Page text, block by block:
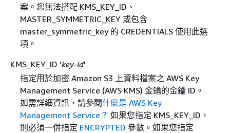
案。您無法搭配 KMS_KEY_ID、
MASTER_SYMMETRIC_KEY 或包含
master_symmetric_key 的 CREDENTIALS 使用此選
項。
KMS_KEY_ID 'key-id'
指定用於加密 Amazon S3 上資料檔案之 AWS Key
Management Service (AWS KMS) 金鑰的金鑰 ID。
如需詳細資訊，請參閱什麼是 AWS Key
Management Service？ 如果您指定 KMS_KEY_ID，
則必須一併指定 ENCRYPTED 參數。如果您指定